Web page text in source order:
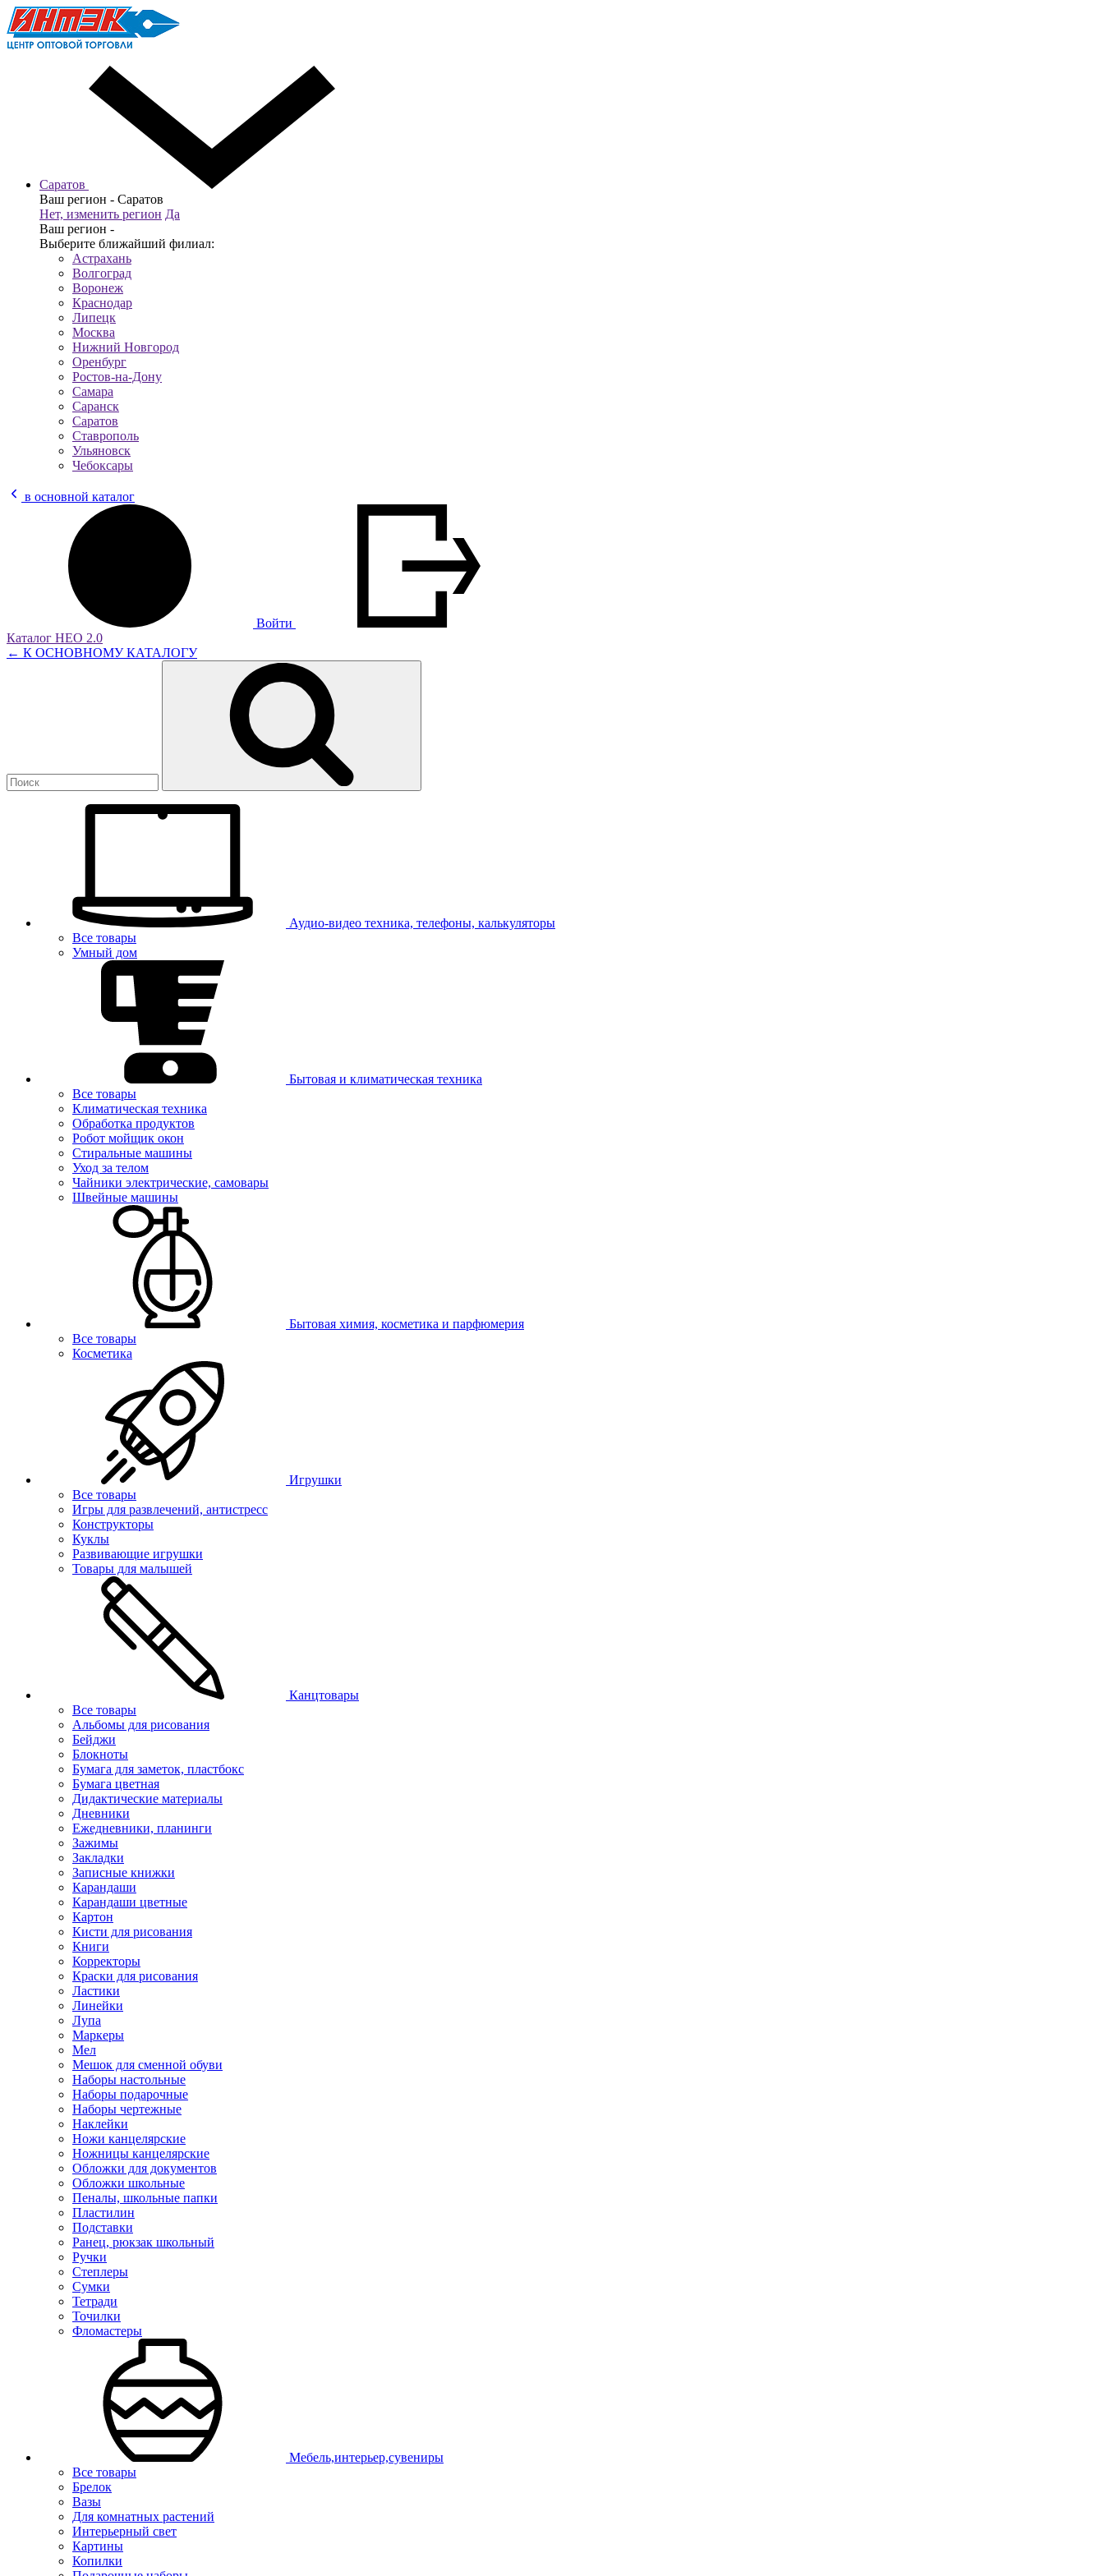
Саратов
Ваш регион - Саратов
Нет, изменить регион Да
Ваш регион -
Выберите ближайший филиал:
Астрахань
Волгоград
Воронеж
Краснодар
Липецк
Москва
Нижний Новгород
Оренбург
Ростов-на-Дону
Самара
Саранск
Саратов
Ставрополь
Ульяновск
Чебоксары
в основной каталог
Войти
Каталог НЕО 2.0
← К ОСНОВНОМУ КАТАЛОГУ
Аудио-видео техника, телефоны, калькуляторы
Все товары
Умный дом
Бытовая и климатическая техника
Все товары
Климатическая техника
Обработка продуктов
Робот мойщик окон
Стиральные машины
Уход за телом
Чайники электрические, самовары
Швейные машины
Бытовая химия, косметика и парфюмерия
Все товары
Косметика
Игрушки
Все товары
Игры для развлечений, антистресс
Конструкторы
Куклы
Развивающие игрушки
Товары для малышей
Канцтовары
Все товары
Альбомы для рисования
Бейджи
Блокноты
Бумага для заметок, пластбокс
Бумага цветная
Дидактические материалы
Дневники
Ежедневники, планинги
Зажимы
Закладки
Записные книжки
Карандаши
Карандаши цветные
Картон
Кисти для рисования
Книги
Корректоры
Краски для рисования
Ластики
Линейки
Лупа
Маркеры
Мел
Мешок для сменной обуви
Наборы настольные
Наборы подарочные
Наборы чертежные
Наклейки
Ножи канцелярские
Ножницы канцелярские
Обложки для документов
Обложки школьные
Пеналы, школьные папки
Пластилин
Подставки
Ранец, рюкзак школьный
Ручки
Степлеры
Сумки
Тетради
Точилки
Фломастеры
Мебель,интерьер,сувениры
Все товары
Брелок
Вазы
Для комнатных растений
Интерьерный свет
Картины
Копилки